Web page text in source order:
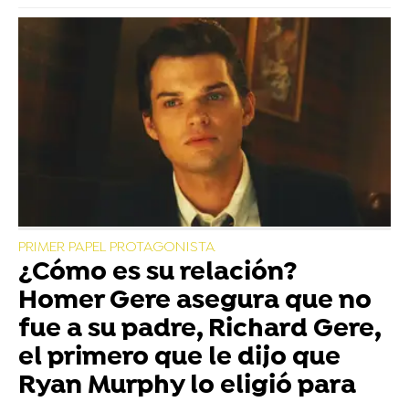
PRIMER PAPEL PROTAGONISTA
¿Cómo es su relación?
Homer Gere asegura que no
fue a su padre, Richard Gere,
el primero que le dijo que
Ryan Murphy lo eligió para